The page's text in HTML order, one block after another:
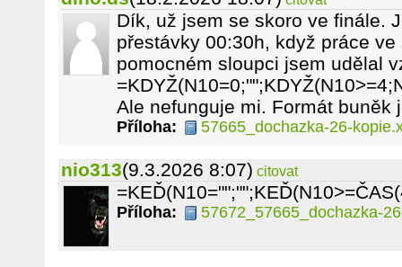
Dík, už jsem se skoro ve finále.
přestávky 00:30h, když práce
pomocném sloupci jsem udělal
Ale nefunguje mi. Formát buněk
Příloha: 57665_dochazka-26-
nio313(9.3.2026 8:07) citovat
Příloha: 57672_57665_dochazka-